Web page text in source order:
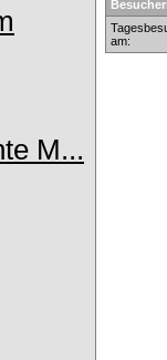
M...
am: